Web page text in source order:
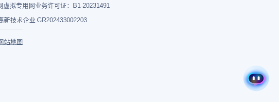
虚拟专用网业务许可证：B1-20231491
新技术企业 GR202433002203
站地图